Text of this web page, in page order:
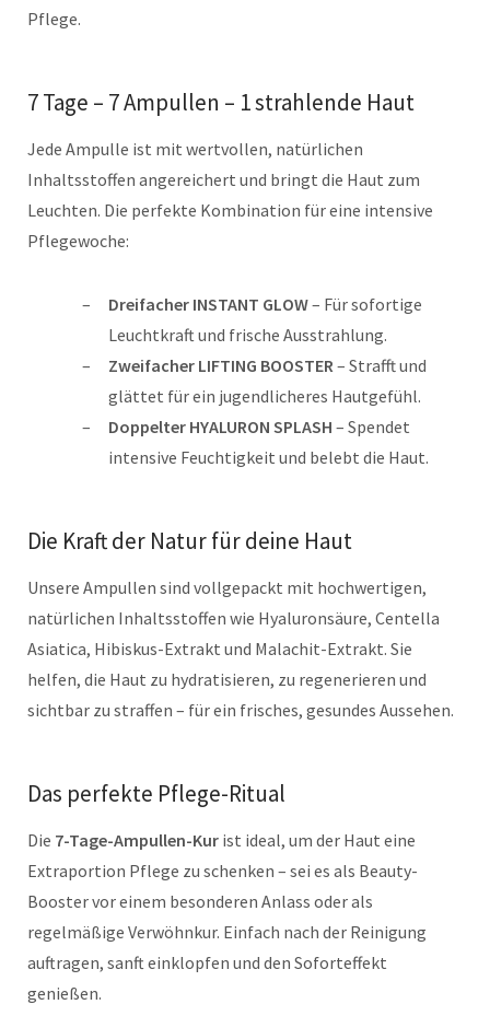
Pflege.
7 Tage – 7 Ampullen – 1 strahlende Haut
Jede Ampulle ist mit wertvollen, natürlichen
Inhaltsstoffen angereichert und bringt die Haut zum
Leuchten. Die perfekte Kombination für eine intensive
Pflegewoche:
Dreifacher INSTANT GLOW– Für sofortige
Leuchtkraft und frische Ausstrahlung.
Zweifacher LIFTING BOOSTER – Strafft und
glättet für ein jugendlicheres Hautgefühl.
Doppelter HYALURON SPLASH – Spendet
intensive Feuchtigkeit und belebt die Haut.
Die Kraft der Natur für deine Haut
Unsere Ampullen sind vollgepackt mit hochwertigen,
natürlichen Inhaltsstoffen wie Hyaluronsäure, Centella
Asiatica, Hibiskus-Extrakt und Malachit-Extrakt. Sie
helfen, die Haut zu hydratisieren, zu regenerieren und
sichtbar zu straffen – für ein frisches, gesundes Aussehen.
Das perfekte Pflege-Ritual
Die 7-Tage-Ampullen-Kur ist ideal, um der Haut eine
Extraportion Pflege zu schenken – sei es als Beauty-
Booster vor einem besonderen Anlass oder als
regelmäßige Verwöhnkur. Einfach nach der Reinigung
auftragen, sanft einklopfen und den Soforteffekt
genießen.